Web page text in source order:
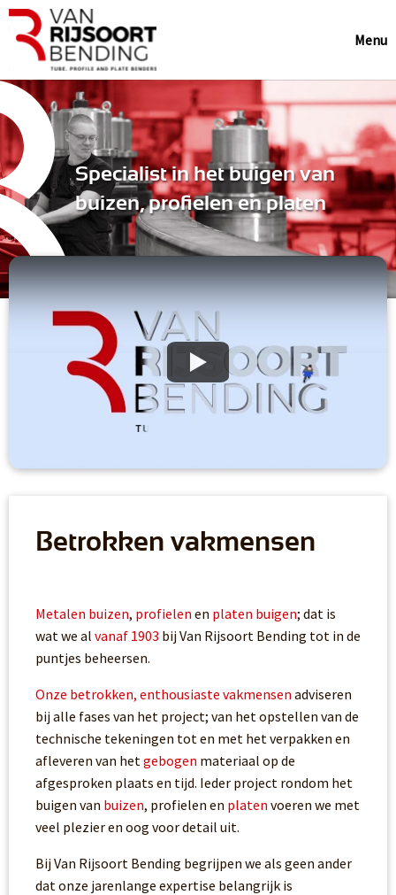
Menu
Specialist in het buigen van
buizen, profielen en platen
Betrokken vakmensen
Metalen buizen, profielen en platen buigen; dat is
wat we al vanaf 1903 bij Van Rijsoort Bending tot in de
puntjes beheersen.
Onze betrokken, enthousiaste vakmensen adviseren
bij alle fases van het project; van het opstellen van de
technische tekeningen tot en met het verpakken en
afleveren van het gebogen materiaal op de
afgesproken plaats en tijd. Ieder project rondom het
buigen van buizen, profielen en platen voeren we met
veel plezier en oog voor detail uit.
Bij Van Rijsoort Bending begrijpen we als geen ander
dat onze jarenlange expertise belangrijk is